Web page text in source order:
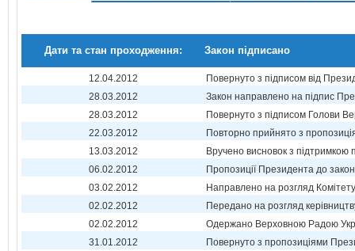
Дати та стан проходження: Закон підписано
12.04.2012
Повернуто з підписом від
28.03.2012
Закон направлено на підпис
28.03.2012
Повернуто з підписом Голови
22.03.2012
Повторно прийнято з
13.03.2012
Вручено висновок з
06.02.2012
Пропозиції Президента до
03.02.2012
Направлено на розгляд Комітету
02.02.2012
Передано на розгляд
02.02.2012
Одержано Верховною Радою
31.01.2012
Повернуто з пропозиціями